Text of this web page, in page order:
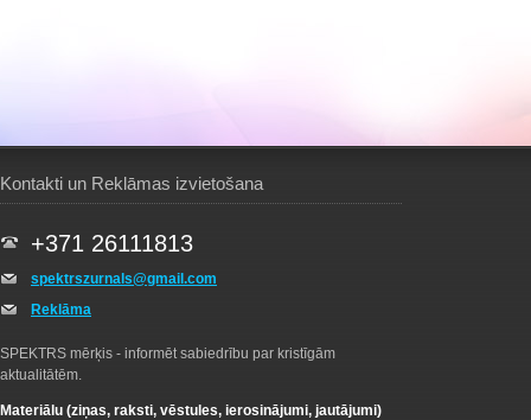
Kontakti un Reklāmas izvietošana
+371 26111813
spektrszurnals@gmail.com
Reklāma
SPEKTRS mērķis - informēt sabiedrību par kristīgām
aktualitātēm.
Materiālu (ziņas, raksti, vēstules, ierosinājumi, jautājumi)